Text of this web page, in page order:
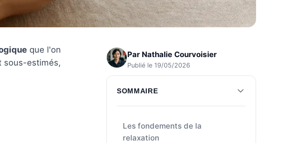
Par Nathalie Courvoisier
Publié le 19/05/2026
SOMMAIRE
Les fondements de la
relaxation
que l'on
sous-estimés,